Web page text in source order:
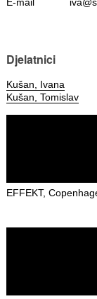
Djelatnici
Kušan, Ivana
Kušan, Tomislav
EFFEKT,